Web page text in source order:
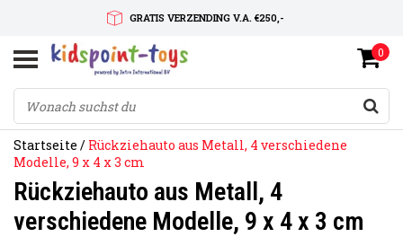
GRATIS VERZENDING V.A. €250,-
SNELLE LEVERTIJD
SERVICE OP MAAT
0
Startseite / Rückziehauto aus Metall, 4 verschiedene
Modelle, 9 x 4 x 3 cm
Rückziehauto aus Metall, 4
verschiedene Modelle, 9 x 4 x 3 cm